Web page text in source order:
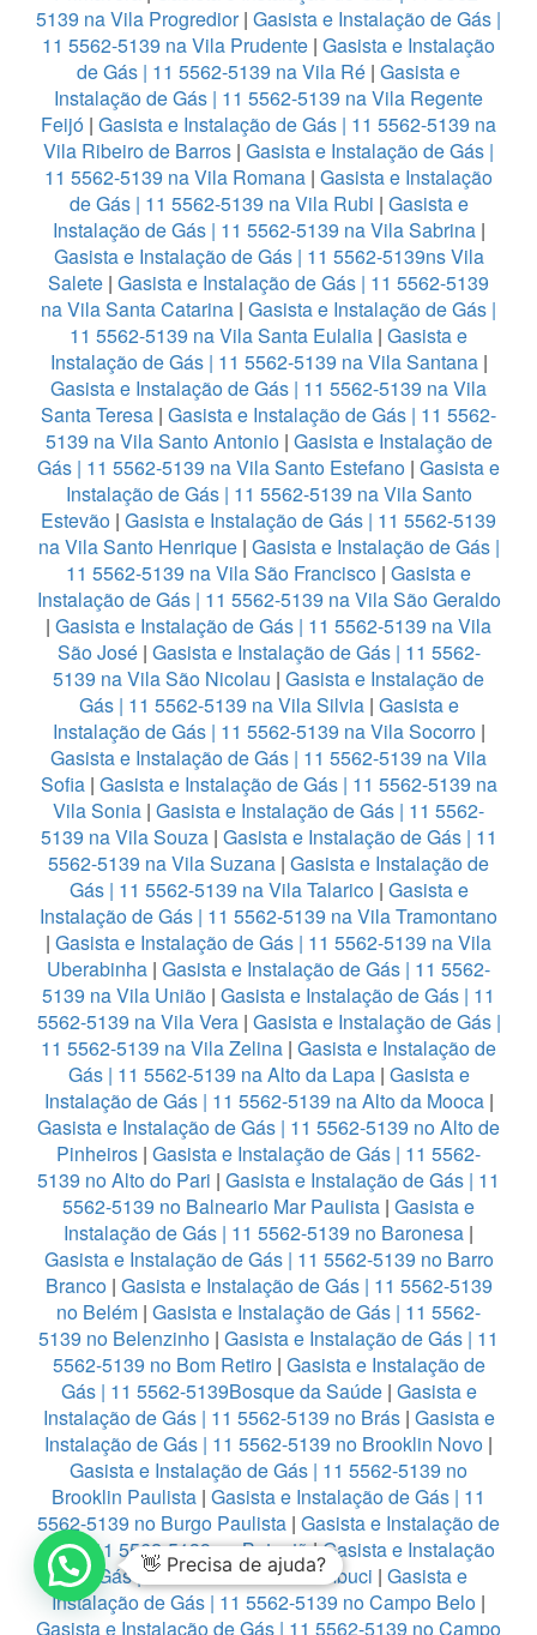
5139 na Vila Progredior| Gasista e Instalação de Gás |
11 5562-5139 na Vila Prudente | Gasista e Instalação
de Gás | 11 5562-5139 na Vila Ré | Gasista e
Instalação de Gás | 11 5562-5139 na Vila Regente
Feijó | Gasista e Instalação de Gás | 11 5562-5139 na
Vila Ribeiro de Barros | Gasista e Instalação de Gás |
11 5562-5139 na Vila Romana | Gasista e Instalação
de Gás | 11 5562-5139 na Vila Rubi | Gasista e
Instalação de Gás | 11 5562-5139 na Vila Sabrina|
Gasista e Instalação de Gás | 11 5562-5139ns Vila
Salete | Gasista e Instalação de Gás | 11 5562-5139
na Vila Santa Catarina | Gasista e Instalação de Gás |
11 5562-5139 na Vila Santa Eulalia | Gasista e
Instalação de Gás | 11 5562-5139 na Vila Santana|
Gasista e Instalação de Gás | 11 5562-5139 na Vila
Santa Teresa | Gasista e Instalação de Gás | 11 5562-
5139 na Vila Santo Antonio| Gasista e Instalação de
Gás | 11 5562-5139 na Vila Santo Estefano | Gasista e
Instalação de Gás | 11 5562-5139 na Vila Santo
Estevão | Gasista e Instalação de Gás | 11 5562-5139
na Vila Santo Henrique| Gasista e Instalação de Gás |
11 5562-5139 na Vila São Francisco | Gasista e
Instalação de Gás | 11 5562-5139 na Vila São Geraldo
| Gasista e Instalação de Gás | 11 5562-5139 na Vila
São José| Gasista e Instalação de Gás | 11 5562-
5139 na Vila São Nicolau | Gasista e Instalação de
Gás | 11 5562-5139 na Vila Silvia| Gasista e
Instalação de Gás | 11 5562-5139 na Vila Socorro|
Gasista e Instalação de Gás | 11 5562-5139 na Vila
Sofia| Gasista e Instalação de Gás | 11 5562-5139 na
Vila Sonia | Gasista e Instalação de Gás | 11 5562-
5139 na Vila Souza| Gasista e Instalação de Gás | 11
5562-5139 na Vila Suzana | Gasista e Instalação de
Gás | 11 5562-5139 na Vila Talarico| Gasista e
Instalação de Gás | 11 5562-5139 na Vila Tramontano
| Gasista e Instalação de Gás | 11 5562-5139 na Vila
Uberabinha | Gasista e Instalação de Gás | 11 5562-
5139 na Vila União | Gasista e Instalação de Gás | 11
5562-5139 na Vila Vera| Gasista e Instalação de Gás |
11 5562-5139 na Vila Zelina | Gasista e Instalação de
Gás | 11 5562-5139 na Alto da Lapa| Gasista e
Instalação de Gás | 11 5562-5139 na Alto da Mooca|
Gasista e Instalação de Gás | 11 5562-5139 no Alto de
Pinheiros | Gasista e Instalação de Gás | 11 5562-
5139 no Alto do Pari | Gasista e Instalação de Gás | 11
5562-5139 no Balneario Mar Paulista | Gasista e
Instalação de Gás | 11 5562-5139 no Baronesa |
Gasista e Instalação de Gás | 11 5562-5139 no Barro
Branco| Gasista e Instalação de Gás | 11 5562-5139
no Belém | Gasista e Instalação de Gás | 11 5562-
5139 no Belenzinho | Gasista e Instalação de Gás | 11
5562-5139 no Bom Retiro| Gasista e Instalação de
Gás | 11 5562-5139Bosque da Saúde| Gasista e
Instalação de Gás | 11 5562-5139 no Brás| Gasista e
Instalação de Gás | 11 5562-5139 no Brooklin Novo |
Gasista e Instalação de Gás | 11 5562-5139 no
Brooklin Paulista | Gasista e Instalação de Gás | 11
5562-5139 no Burgo Paulista | Gasista e Instalação de
Gás | 11 5562-5139 no Butantã|Gasista e Instalação
de Gás | 11 5562-5139 no Cambuci | Gasista e
Instalação de Gás | 11 5562-5139 no Campo Belo |
Gasista e Instalação de Gás | 11 5562-5139 no Campo
👋 Precisa de ajuda?